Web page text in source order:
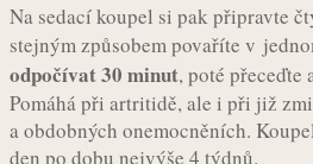
Na sedací koupel si pak připravte
stejným způsobem povaříte v
odpočívat 30 minut, poté přeceďte
Pomáhá při artritidě, ale i při již
a obdobných onemocněních.
den po dobu nejvýše 4 týdnů.